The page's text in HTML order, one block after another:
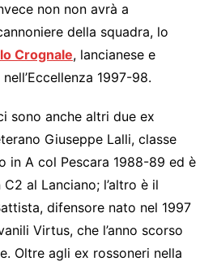
non non avrà a
della squadra, lo
Crognale, lancianese e
1997-98.
sono anche altri due ex
Giuseppe Lalli, classe
in A col Pescara 1988-89 ed è
al Lanciano; l’altro è il
difensore nato nel 1997
Virtus, che l’anno scorso
Oltre agli ex rossoneri nella